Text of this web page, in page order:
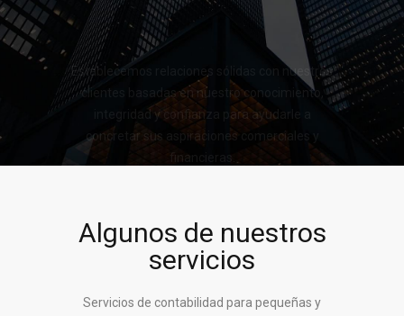
Llamar al 322 779 9188
CONTACTAR
integridad y confianza para ayudarle a
concretar sus aspiraciones comerciales y
Llamar al 322 779 9188
CONTACTAR
Algunos de nuestros
servicios
Servicios de contabilidad para pequeñas y